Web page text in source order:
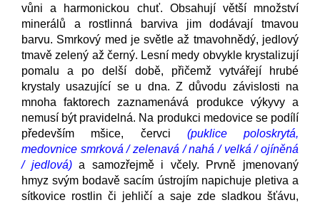
vůni a harmonickou chuť. Obsahují větší množství
minerálů a rostlinná barviva jim dodávají tmavou
barvu. Smrkový med je světle až tmavohnědý, jedlový
tmavě zelený až černý. Lesní medy obvykle krystalizují
pomalu a po delší době, přičemž vytvářejí hrubé
krystaly usazující se u dna. Z důvodu závislosti na
mnoha faktorech zaznamenává produkce výkyvy a
nemusí být pravidelná. Na produkci medovice se podílí
především mšice, červci
(puklice poloskrytá,
medovnice smrková / zelenavá / nahá / velká / ojíněná
/ jedlová) a samozřejmě i včely. Prvně jmenovaný
hmyz svým bodavě sacím ústrojím napichuje pletiva a
sítkovice rostlin či jehličí a saje zde sladkou šťávu,